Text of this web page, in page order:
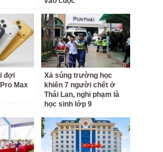
đợi
Max
Xả súng trường học
khiến 7 người chết ở
Thái Lan, nghi phạm là
học sinh lớp 9